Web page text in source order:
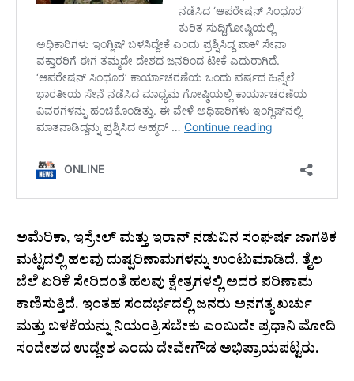
ಅಮೆರಿಕಾ, ಇಸ್ರೇಲ್ ಮತ್ತು ಇರಾನ್ ನಡುವಿನ ಸಂಘರ್ಷ ಜಾಗತಿಕ
ಮಟ್ಟದಲ್ಲಿ ಹಲವು ದುಷ್ಪರಿಣಾಮಗಳನ್ನು ಉಂಟುಮಾಡಿದೆ. ತೈಲ
ಬೆಲೆ ಏರಿಕೆ ಸೇರಿದಂತೆ ಹಲವು ಕ್ಷೇತ್ರಗಳಲ್ಲಿ ಅದರ ಪರಿಣಾಮ
ಕಾಣಿಸುತ್ತಿದೆ. ಇಂತಹ ಸಂದರ್ಭದಲ್ಲಿ ಜನರು ಅನಗತ್ಯ ಖರ್ಚು
ಮತ್ತು ಬಳಕೆಯನ್ನು ನಿಯಂತ್ರಿಸಬೇಕು ಎಂಬುದೇ ಪ್ರಧಾನಿ ಮೋದಿ
ಸಂದೇಶದ ಉದ್ದೇಶ ಎಂದು ದೇವೇಗೌಡ ಅಭಿಪ್ರಾಯಪಟ್ಟರು.